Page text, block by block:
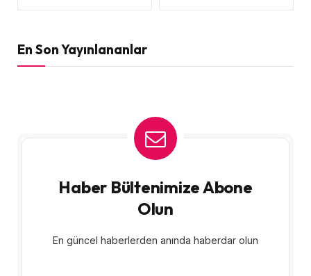
En Son Yayınlananlar
Haber Bültenimize Abone
Olun
En güncel haberlerden anında haberdar olun